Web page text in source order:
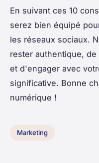
En suivant ces 10
serez bien équipé
les réseaux sociaux.
rester authentique,
et d'engager avec
significative. Bonne
numérique !
Marketing